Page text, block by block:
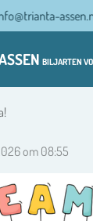
BILJARTEN VOOR
om 08:55